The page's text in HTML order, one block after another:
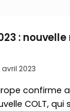
: nouvelle
avril 2023
confirme
COLT, qui